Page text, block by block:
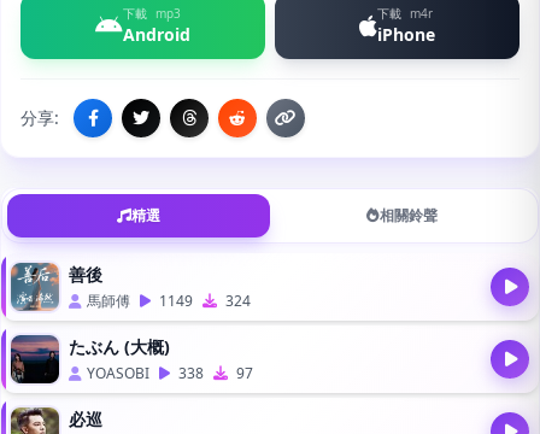
下載 mp3
Android
下載 m4r
iPhone
分享:
精選 相關鈴聲
善後
馬師傅 1149 324
たぶん (大概)
YOASOBI 338 97
必巡